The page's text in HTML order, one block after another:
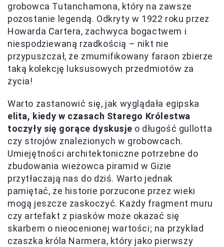
grobowca Tutanchamona, który na zawsze
pozostanie legendą. Odkryty w 1922 roku przez
Howarda Cartera, zachwyca bogactwem i
niespodziewaną rzadkością – nikt nie
przypuszczał, że zmumifikowany faraon zbierze
taką kolekcję luksusowych przedmiotów za
życia!
Warto zastanowić się, jak wyglądała egipska
elita, kiedy w czasach Starego Królestwa
toczyły się gorące dyskusje o długość gullotta
czy strojów znalezionych w grobowcach.
Umiejętności architektoniczne potrzebne do
zbudowania wieżowca piramid w Gizie
przytłaczają nas do dziś. Warto jednak
pamiętać, że historie porzucone przez wieki
mogą jeszcze zaskoczyć. Każdy fragment muru
czy artefakt z piasków może okazać się
skarbem o nieocenionej wartości; na przykład
czaszka króla Narmera, który jako pierwszy